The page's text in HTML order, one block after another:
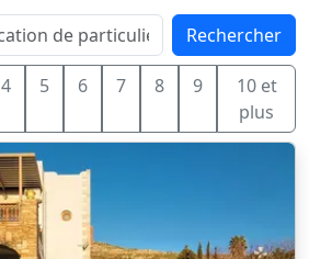
Rechercher
4 5 6 7 8 9
10 et
plus